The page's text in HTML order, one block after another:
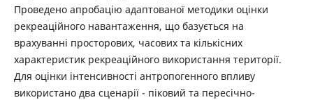
Проведено апробацію адаптованої методики оцінки
рекреаційного навантаження, що базується на
врахуванні просторових, часових та кількісних
характеристик рекреаційного використання території.
Для оцінки інтенсивності антропогенного впливу
використано два сценарії - піковий та пересічно-